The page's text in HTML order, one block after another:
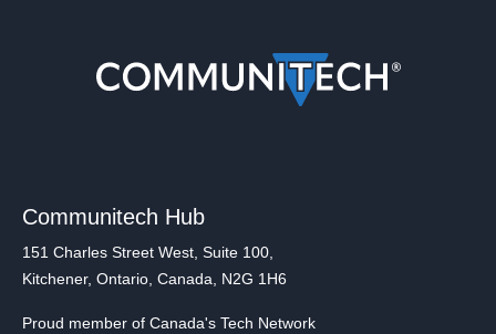
Communitech Hub
151 Charles Street West, Suite 100,
Kitchener, Ontario, Canada, N2G 1H6
Proud member of Canada's Tech Network